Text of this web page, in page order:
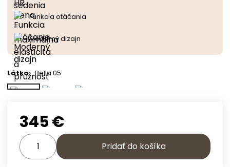
Funkcia otáčania
Moderný dizajn
Látka: Bella 05
345€
Pridať do košíka